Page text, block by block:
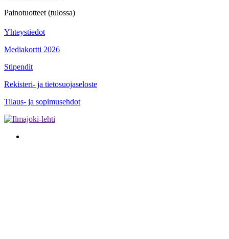
Painotuotteet (tulossa)
Yhteystiedot
Mediakortti 2026
Stipendit
Rekisteri- ja tietosuojaseloste
Tilaus- ja sopimusehdot